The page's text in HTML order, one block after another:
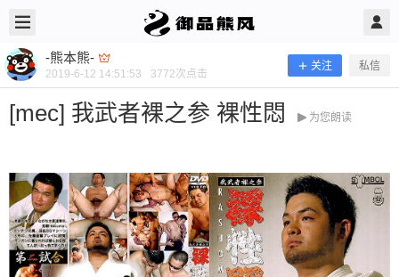
-熊本熊-
2019-6-12 14:51:53 3772次点击
关注 私信
[mec] 我武者裸之参 裸性悶 为您朗读
-熊本熊- @ 御品熊风 2019/6/12